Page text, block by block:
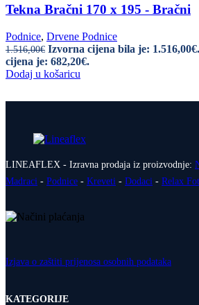
Tekna Bračni 170 x 195 - Bračni
Podnice, Drvene Podnice
1.516,00€ Izvorna cijena bila je: 1.516,00€.
cijena je: 682,20€.
Dodaj u košaricu
LINEAFLEX - Izravna prodaja iz proizvodnje:
Madraci - Podnice - Kreveti - Dodaci - Relax
Izjava o zaštiti prijenosa osobnih podataka
KATEGORIJE